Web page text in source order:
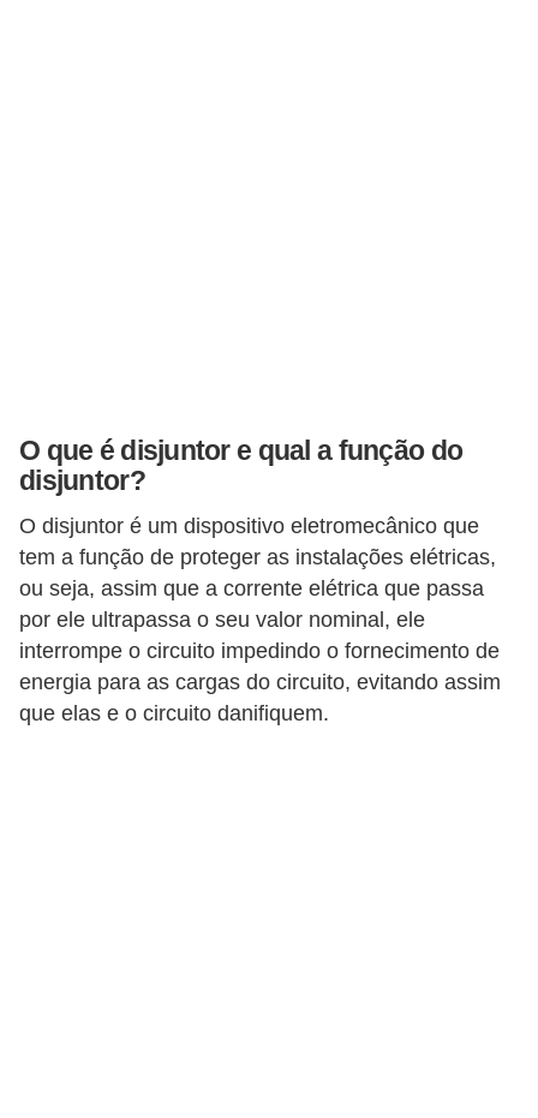
O que é disjuntor e qual a função do
disjuntor?
O disjuntor é um dispositivo eletromecânico que
tem a função de proteger as instalações elétricas,
ou seja, assim que a corrente elétrica que passa
por ele ultrapassa o seu valor nominal, ele
interrompe o circuito impedindo o fornecimento de
energia para as cargas do circuito, evitando assim
que elas e o circuito danifiquem.
r
c
o
s
C
o
n